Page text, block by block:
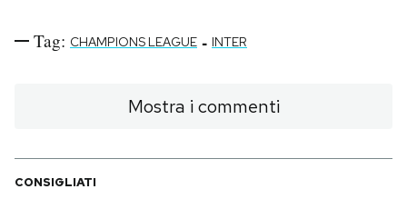
Tag: CHAMPIONS LEAGUE - INTER
Mostra i commenti
CONSIGLIATI